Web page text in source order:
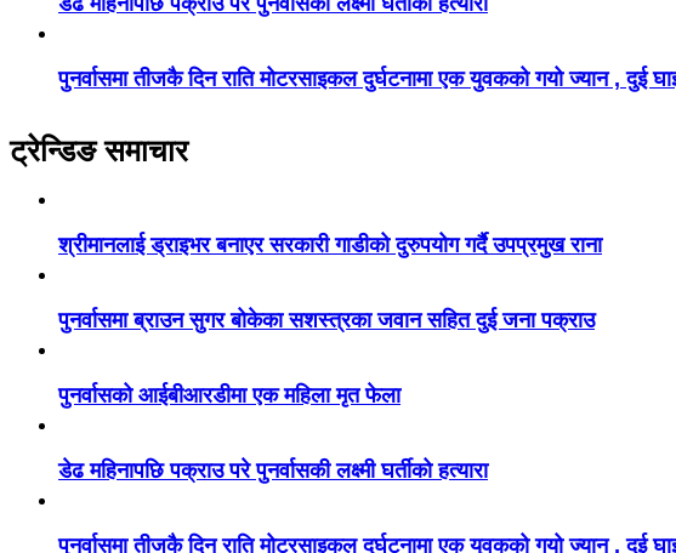
पुनर्वासमा तीजकै दिन राति मोटरसाइकल दुर्घटनामा एक युवकको गयो ज्यान , दुई
ट्रेन्डिङ समाचार
श्रीमानलाई ड्राइभर बनाएर सरकारी गाडीको दुरुपयोग गर्दै उपप्रमुख राना
पुनर्वासमा ब्राउन सुगर बोकेका सशस्त्रका जवान सहित दुई जना पक्राउ
पुनर्वासको आईबीआरडीमा एक महिला मृत फेला
डेढ महिनापछि पक्राउ परे पुनर्वासकी लक्ष्मी घर्तीको हत्यारा
पुनर्वासमा तीजकै दिन राति मोटरसाइकल दुर्घटनामा एक युवकको गयो ज्यान , दुई